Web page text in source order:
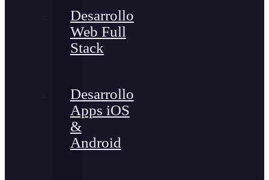
Desarrollo
Web Full
Stack
Desarrollo
Apps iOS
&
Android